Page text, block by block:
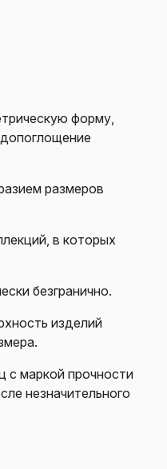
форму,
размеров
в которых
безгранично.
изделий
с маркой прочности
незначительного